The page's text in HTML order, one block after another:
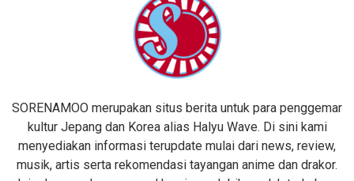
SORENAMOO merupakan situs berita untuk para penggemar
kultur Jepang dan Korea alias Halyu Wave. Di sini kami
menyediakan informasi terupdate mulai dari news, review,
musik, artis serta rekomendasi tayangan anime dan drakor.